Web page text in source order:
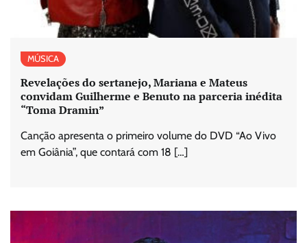
MÚSICA
Revelações do sertanejo, Mariana e Mateus
convidam Guilherme e Benuto na parceria inédita
“Toma Dramin”
Canção apresenta o primeiro volume do DVD “Ao Vivo
em Goiânia”, que contará com 18 […]